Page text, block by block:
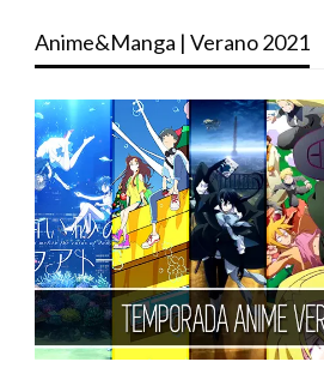
Anime&Manga | Verano 2021